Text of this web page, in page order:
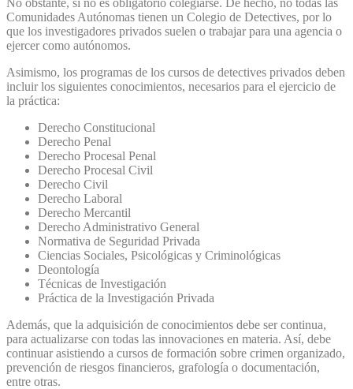
Comunidades Autónomas tienen un Colegio de Detectives, por lo
que los investigadores privados suelen o trabajar para una agencia o
ejercer como autónomos.
Asimismo, los programas de los cursos de detectives privados deben
incluir los siguientes conocimientos, necesarios para el ejercicio de
la práctica:
Derecho Constitucional
Derecho Penal
Derecho Procesal Penal
Derecho Procesal Civil
Derecho Civil
Derecho Laboral
Derecho Mercantil
Derecho Administrativo General
Normativa de Seguridad Privada
Ciencias Sociales, Psicológicas y Criminológicas
Deontología
Técnicas de Investigación
Práctica de la Investigación Privada
Además, que la adquisición de conocimientos debe ser continua,
para actualizarse con todas las innovaciones en materia. Así, debe
continuar asistiendo a cursos de formación sobre crimen organizado,
prevención de riesgos financieros, grafología o documentación,
entre otras.